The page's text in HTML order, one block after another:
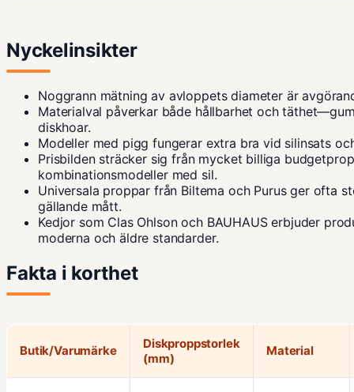
Nyckelinsikter
Noggrann mätning av avloppets diameter är
Materialval påverkar både hållbarhet och
diskhoar.
Modeller med pigg fungerar extra bra vid silinsats
Prisbilden sträcker sig från mycket billiga
kombinationsmodeller med sil.
Universala proppar från Biltema och Purus ger ofta
gällande mått.
Kedjor som Clas Ohlson och BAUHAUS erbjuder
moderna och äldre standarder.
Fakta i korthet
Butik/Varumärke
Diskproppstorlek
(mm)
Material